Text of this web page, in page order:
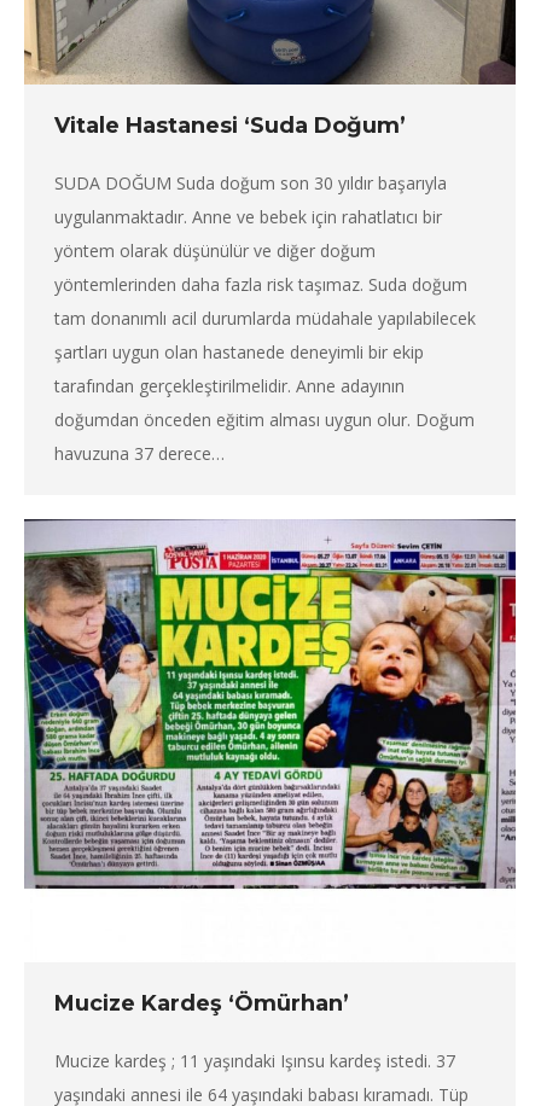
Vitale Hastanesi ‘Suda Doğum’
SUDA DOĞUM Suda doğum son 30 yıldır başarıyla
uygulanmaktadır. Anne ve bebek için rahatlatıcı bir
yöntem olarak düşünülür ve diğer doğum
yöntemlerinden daha fazla risk taşımaz. Suda doğum
tam donanımlı acil durumlarda müdahale yapılabilecek
şartları uygun olan hastanede deneyimli bir ekip
tarafından gerçekleştirilmelidir. Anne adayının
doğumdan önceden eğitim alması uygun olur. Doğum
havuzuna 37 derece…
Mucize Kardeş ‘Ömürhan’
Mucize kardeş ; 11 yaşındaki Işınsu kardeş istedi. 37
yaşındaki annesi ile 64 yaşındaki babası kıramadı. Tüp